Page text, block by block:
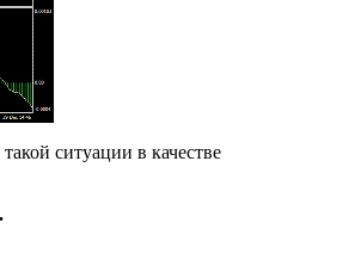
ситуации в качестве